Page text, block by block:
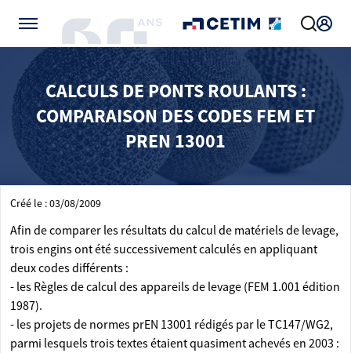
CALCULS DE PONTS ROULANTS :
COMPARAISON DES CODES FEM ET
PREN 13001
Créé le : 03/08/2009
Afin de comparer les résultats du calcul de matériels de levage,
trois engins ont été successivement calculés en appliquant
deux codes différents :
- les Règles de calcul des appareils de levage (FEM 1.001 édition
1987).
- les projets de normes prEN 13001 rédigés par le TC147/WG2,
parmi lesquels trois textes étaient quasiment achevés en 2003 :